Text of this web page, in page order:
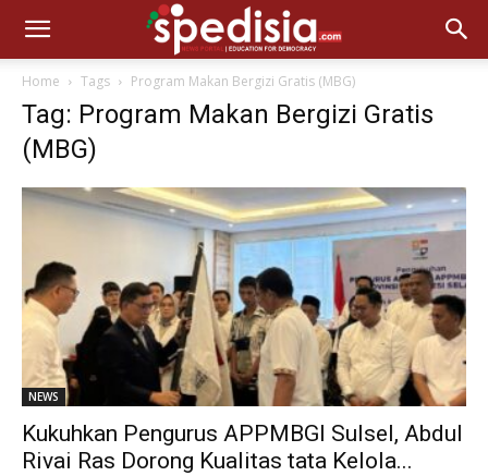
Home Tags Program Makan Bergizi Gratis (MBG)
Tag: Program Makan Bergizi Gratis
(MBG)
NEWS
Kukuhkan Pengurus APPMBGI Sulsel, Abdul
Rivai Ras Dorong Kualitas tata Kelola...